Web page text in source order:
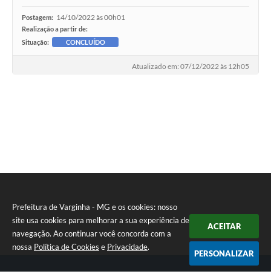
Prefeitura de Varginha - MG e os cookies: nosso
site usa cookies para melhorar a sua experiência de
navegação. Ao continuar você concorda com a
nossa Política de Cookies e Privacidade.
ACEITAR
PERSONALIZAR
Postagem: 14/10/2022 às 00h01
Realização a partir de:
Situação:
CONCLUÍDO
Atualizado em: 07/12/2022 às 12h05